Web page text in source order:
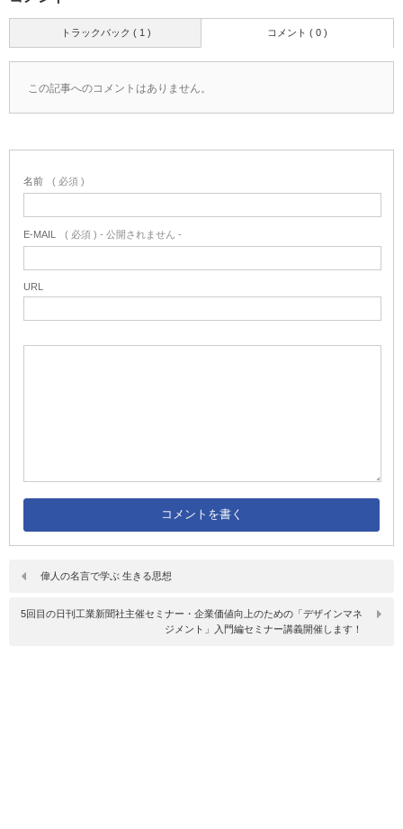
トラックバック ( 1 ) コメント ( 0 )
この記事へのコメントはありません。
名前 ( 必須 )
E-MAIL ( 必須 ) - 公開されません -
URL
偉人の名言で学ぶ 生きる思想
5回目の日刊工業新聞社主催セミナー・企業価値向上のための「デザインマネ
ジメント」入門編セミナー講義開催します！